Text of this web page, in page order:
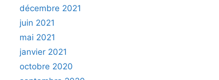
décembre 2021
juin 2021
mai 2021
janvier 2021
octobre 2020